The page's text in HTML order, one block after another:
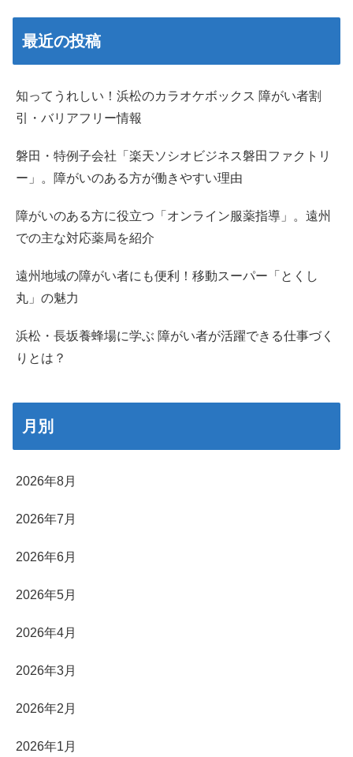
最近の投稿
知ってうれしい！浜松のカラオケボックス 障がい者割
引・バリアフリー情報
磐田・特例子会社「楽天ソシオビジネス磐田ファクトリ
ー」。障がいのある方が働きやすい理由
障がいのある方に役立つ「オンライン服薬指導」。遠州
での主な対応薬局を紹介
遠州地域の障がい者にも便利！移動スーパー「とくし
丸」の魅力
浜松・長坂養蜂場に学ぶ 障がい者が活躍できる仕事づく
りとは？
月別
2026年8月
2026年7月
2026年6月
2026年5月
2026年4月
2026年3月
2026年2月
2026年1月